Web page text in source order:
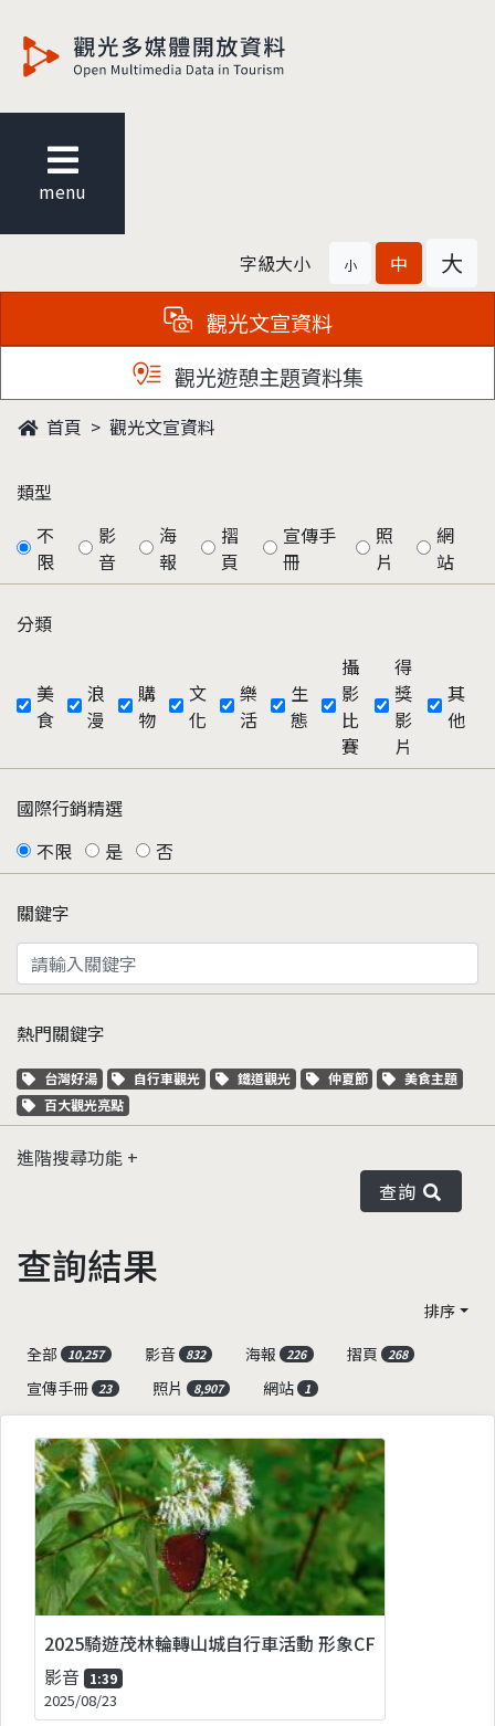
menu
字級大小 小 中 大
觀光文宣資料
觀光遊憩主題資料集
首頁 觀光文宣資料
類型
不
限
影
音
海
報
摺
頁
宣傳手
冊
照
片
網
站
分類
美
食
浪
漫
購
物
文
化
樂
活
生
態
攝
影
比
賽
得
獎
影
片
其
他
國際行銷精選
不限
是 否
關鍵字
熱門關鍵字
關鍵字標籤
台灣好湯 關鍵字標籤
自行車觀光 關鍵字標籤
鐵道觀光 關鍵字標籤
仲夏節 關鍵字標籤
美食主題
關鍵字標籤
百大觀光亮點
進階搜尋功能
查詢
查詢結果
排序
全部
10,257 影音 832 海報 226 摺頁 268
宣傳手冊 23 照片 8,907 網站 1
2025騎遊茂林輪轉山城自行車活動 形象CF
影音 1:39
2025/08/23